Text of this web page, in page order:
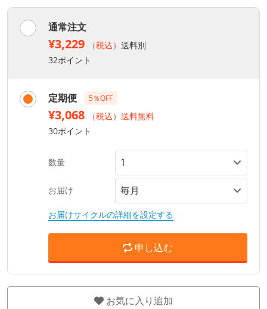
通常注文
¥3,229 （税込） 送料別
32ポイント
定期便 5％OFF
¥3,068
（税込）送料無料
30ポイント
数量
お届け
お届けサイクルの詳細を設定する
申し込む
お気に入り追加